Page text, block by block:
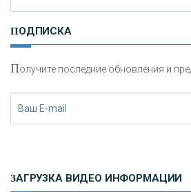
И
сохранения и увеличения
ПОДПИСКА
Получите последние обновления и
ЗАГРУЗКА ВИДЕО ИНФОРМАЦИИ